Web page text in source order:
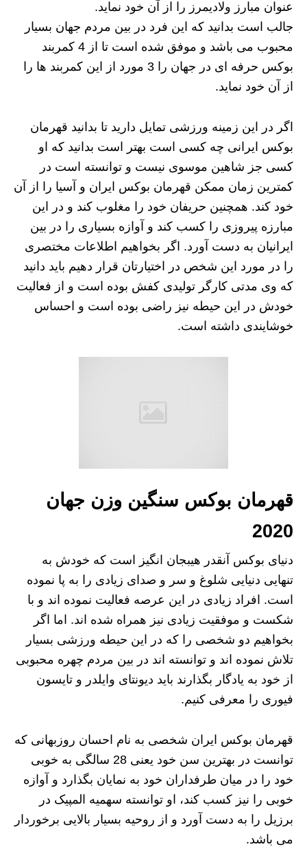
عنوان مبارز ولادیمرز را از آن خود نماید.
جالب است بدانید که این فرد در بین مردم جهان بسیار
محبوب می باشد و موفق شده است تا از 4 کمربند
بوکس حرفه ای در جهان را 3 مورد از این کمربند ها را
از آن خود نماید.
اگر در این زمینه ورزشی تمایل دارید تا بدانید قهرمان
بوکس ایرانی چه کسی است بهتر است بدانید که او
کسی جز شاهین موسوی نیست و توانسته است در
کمترین زمان ممکن قهرمان بوکس ایران و آسیا را از آن
خود کند. همچنین حریفان خود را مغلوب کند و در این
مبارزه پیروزی را کسب کند و آوازه بسیاری را در بین
ایرانیان به دست آورد. اگر بخواهیم اطلاعات مختصری
را در مورد این شخص در اختیارتان قرار دهیم باید دانید
که وی مدتی کارگر تولیدی کفش بوده است و از فعالیت
خودش در این حیطه نیز راضی بوده است و احساس
خوشایندی داشته است.
قهرمان بوکس سنگین وزن جهان
2020
دنیای بوکس آنقدر هیبجان انگیز است که خودش به
تنهایی دنیایی شلوغ و سر و صدای زیادی را به پا نموده
است. افراد زیادی در این عرصه فعالیت نموده اند و با
شکست و موفقیت زیادی نیز همراه شده اند. اما اگر
بخواهیم دو شخصی را که در این حیطه ورزشی بسیار
تلاش نموده اند و توانسته اند در بین مردم چهره محبوبی
از خود به یادگار بگذارند باید دیونتای وایلدر و تایسون
فیوری را معرفی کنیم.
قهرمان بوکس ایران شخصی به نام احسان روزبهانی که
توانست در بهترین سن خود یعنی 28 سالگی به خوبی
خود را در میان طرفداران خود به نمایان بگذارد و آوازه
خوبی را نیز کسب کند، او توانسته سهمیه المپیک در
برزیل را به دست آورد و از روحیه بسیار بالایی برخوردار
می باشد.